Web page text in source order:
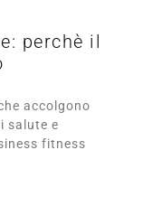
perchè il
accolgono
salute e
fitness